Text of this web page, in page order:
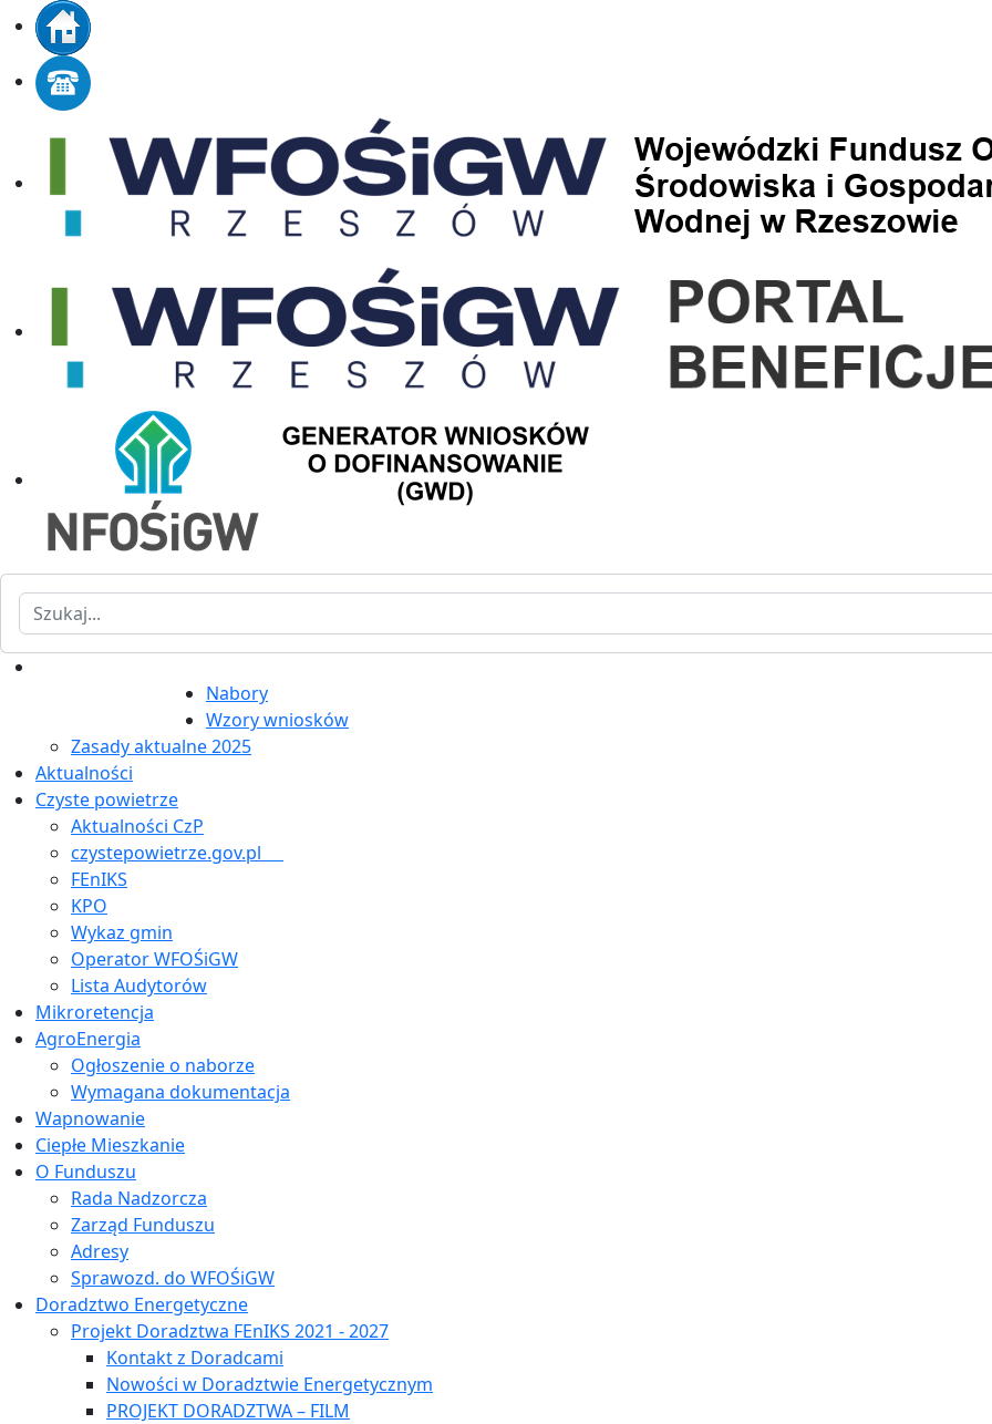
Szukaj
Nabory
Wzory wniosków
Zasady aktualne 2025
Aktualności
Czyste powietrze
Aktualności CzP
czystepowietrze.gov.pl
FEnIKS
KPO
Wykaz gmin
Operator WFOŚiGW
Lista Audytorów
Mikroretencja
AgroEnergia
Ogłoszenie o naborze
Wymagana dokumentacja
Wapnowanie
Ciepłe Mieszkanie
O Funduszu
Rada Nadzorcza
Zarząd Funduszu
Adresy
Sprawozd. do WFOŚiGW
Doradztwo Energetyczne
Projekt Doradztwa FEnIKS 2021 - 2027
Kontakt z Doradcami
Nowości w Doradztwie Energetycznym
PROJEKT DORADZTWA – FILM